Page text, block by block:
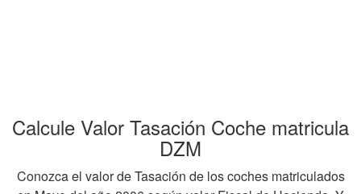
Calcule Valor Tasación Coche matricula
DZM
Conozca el valor de Tasación de los coches matriculados